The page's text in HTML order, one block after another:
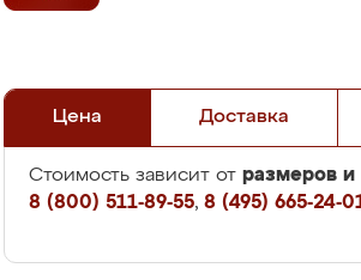
Цена Доставка
Стоимость зависит от размеров и
8 (800) 511-89-55, 8 (495) 665-24-